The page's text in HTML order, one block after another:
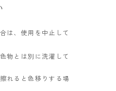
は、使用を中止して
物とは別に洗濯して
れると色移りする場